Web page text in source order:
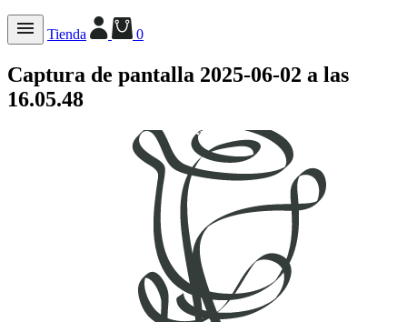
Tienda 0
Captura de pantalla 2025-06-02 a las
16.05.48